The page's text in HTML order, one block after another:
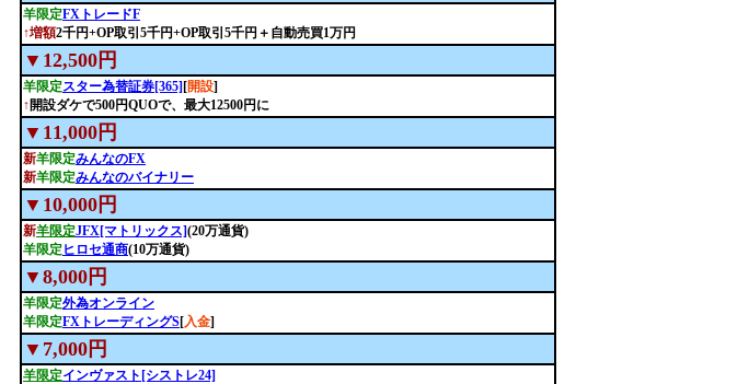
羊限定FXトレードF
↑増額2千円+OP取引5千円+OP取引5千円＋自動売買1万円
▼12,500円
羊限定スター為替証券[365][開設]
↑開設ダケで500円QUOで、最大12500円に
▼11,000円
新羊限定みんなのFX
新羊限定みんなのバイナリー
▼10,000円
新羊限定JFX[マトリックス](20万通貨)
羊限定ヒロセ通商(10万通貨)
▼8,000円
羊限定外為オンライン
羊限定FXトレーディングS[入金]
▼7,000円
羊限定インヴァスト[シストレ24]